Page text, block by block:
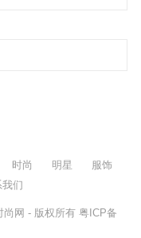
时尚 明星
服饰
们
尚网 - 版权所有 粤ICP备